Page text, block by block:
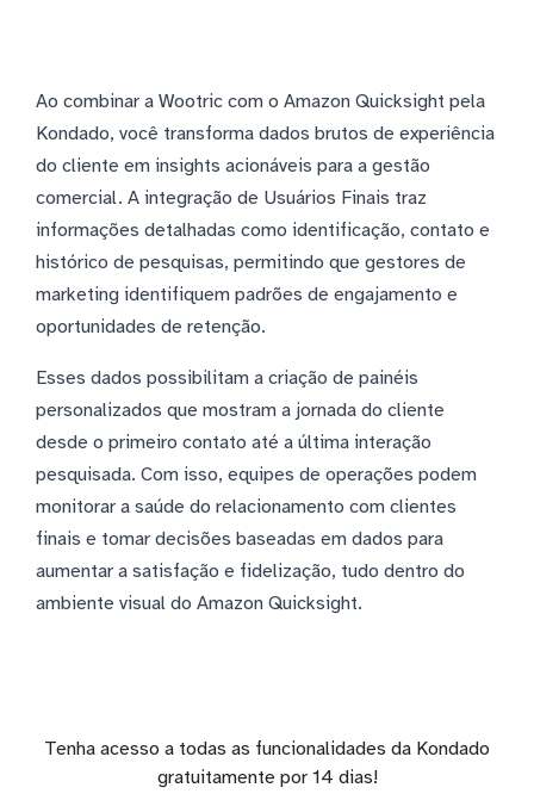
Ao combinar a Wootric com o Amazon Quicksight pela
Kondado, você transforma dados brutos de experiência
do cliente em insights acionáveis para a gestão
comercial. A integração de Usuários Finais traz
informações detalhadas como identificação, contato e
histórico de pesquisas, permitindo que gestores de
marketing identifiquem padrões de engajamento e
oportunidades de retenção.
Esses dados possibilitam a criação de painéis
personalizados que mostram a jornada do cliente
desde o primeiro contato até a última interação
pesquisada. Com isso, equipes de operações podem
monitorar a saúde do relacionamento com clientes
finais e tomar decisões baseadas em dados para
aumentar a satisfação e fidelização, tudo dentro do
ambiente visual do Amazon Quicksight.
Tenha acesso a todas as funcionalidades da Kondado
gratuitamente por 14 dias!